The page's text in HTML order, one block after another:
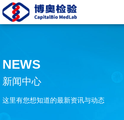
NEWS
新闻中心
这里有您想知道的最新资讯与动态